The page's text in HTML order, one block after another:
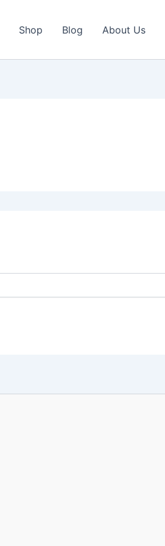
Shop Blog About Us